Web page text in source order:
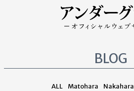
BLOG
ALL Matohara Nakahara